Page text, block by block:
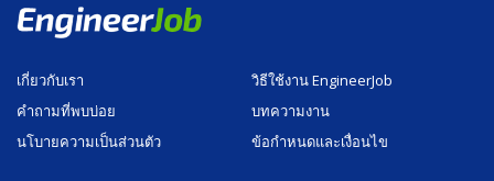
เกี่ยวกับเรา
คำถามที่พบบ่อย
นโบายความเป็นส่วนตัว
วิธีใช้งาน EngineerJob
บทความงาน
ข้อกำหนดและเงื่อนไข